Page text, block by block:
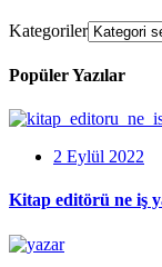
Kategoriler
Popüler Yazılar
2 Eylül 2022
Kitap editörü ne iş